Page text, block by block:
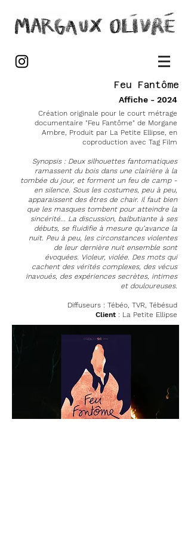
Feu Fantôme
Affiche - 2024
Création originale pour le court métrage
documentaire "Feu Fantôme" de Morgane
Ambre, Produit par La Petite Ellipse, en
coproduction avec Tag Film
Synopsis : Deux silhouettes fantomatiques
ramassent du bois dans une clairière à la
tombée du jour, et forment un feu de camp -
en silence. Sous les costumes, peu à peu,
apparaissent des êtres de chair. Il faut bien
que les masques tombent pour atteindre la
sincérité... La discussion, balbutiante à ses
débuts, se fluidifie à mesure qu’avance la
nuit. Peu à peu, les circonstances violentes
de leur dernière nuit ensemble sont
évoquées. Violeur, violée. Des mots qui
cachent des vérités complexes, des vécus
inavoués, des expériences secrètes, intimes
et douloureuses.
Diffuseurs : Tébéo, TVR, Tébésud
Client : La Petite Ellipse